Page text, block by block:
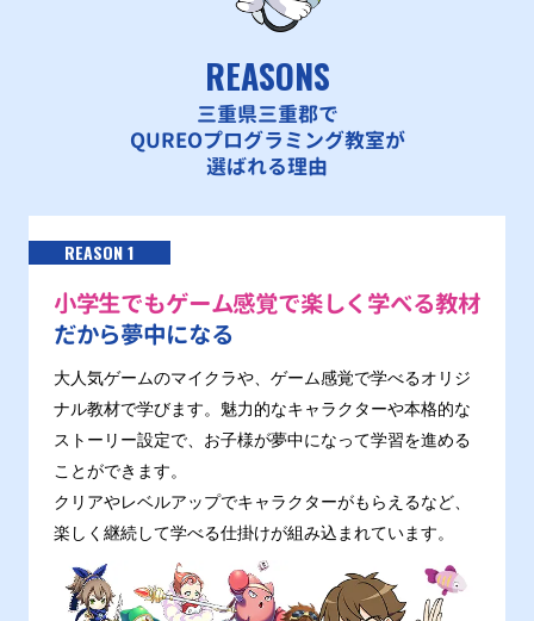
REASONS
三重県三重郡で
QUREOプログラミング教室が
選ばれる理由
REASON 1
小学生でもゲーム感覚で楽しく学べる教材
だから夢中になる
大人気ゲームのマイクラや、ゲーム感覚で学べるオリジ
ナル教材で学びます。魅力的なキャラクターや本格的な
ストーリー設定で、お子様が夢中になって学習を進める
ことができます。
クリアやレベルアップでキャラクターがもらえるなど、
楽しく継続して学べる仕掛けが組み込まれています。